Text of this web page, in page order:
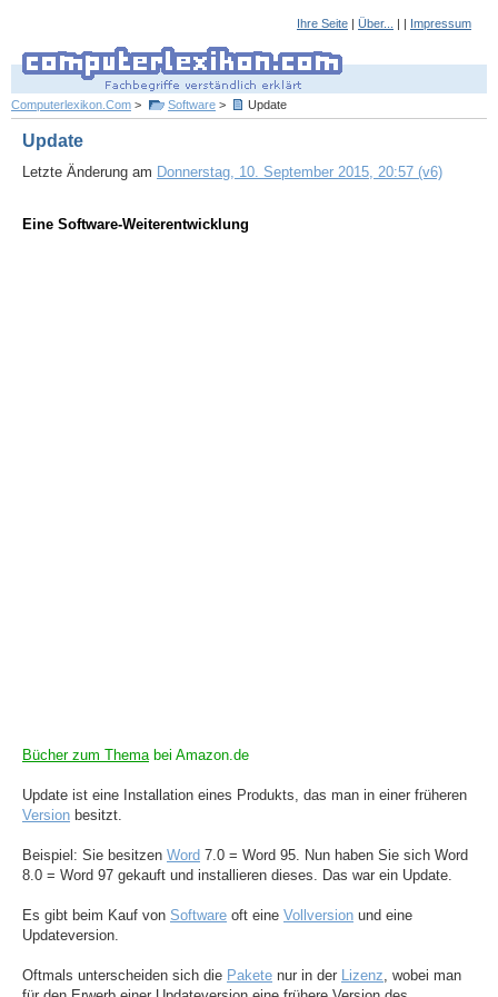
Ihre Seite | Über... | | Impressum
Computerlexikon.Com > Software > Update
Update
Letzte Änderung am Donnerstag, 10. September 2015, 20:57 (v6)
Eine Software-Weiterentwicklung
Bücher zum Themabei Amazon.de
Update ist eine Installation eines Produkts, das man in einer früheren
Version besitzt.
Beispiel: Sie besitzen Word 7.0 = Word 95. Nun haben Sie sich Word
8.0 = Word 97 gekauft und installieren dieses. Das war ein Update.
Es gibt beim Kauf von Software oft eine Vollversion und eine
Updateversion.
Oftmals unterscheiden sich die Pakete nur in der Lizenz, wobei man